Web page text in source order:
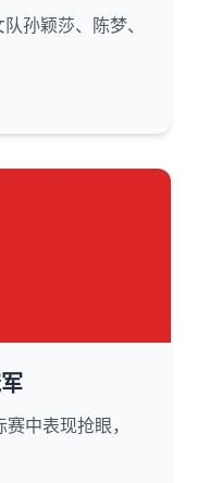
孙颖莎、陈梦、
中表现抢眼，